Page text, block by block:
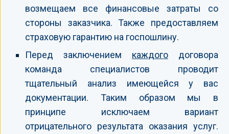
возмещаем все финансовые затраты со
стороны заказчика. Также предоставляем
страховую гарантию на госпошлину.
Перед заключением каждого договора
команда специалистов проводит
тщательный анализ имеющейся у вас
документации. Таким образом мы в
принципе исключаем вариант
отрицательного результата оказания услуг.